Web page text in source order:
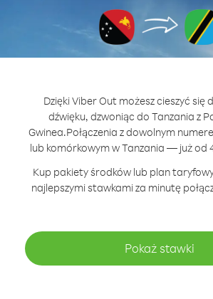
Dzięki Viber Out możesz cieszyć się
dźwięku, dzwoniąc do Tanzania z
Gwinea.Połączenia z dowolnym
lub komórkowym w Tanzania — już od
Kup pakiety środków lub plan
najlepszymi stawkami za minutę
Pokaż stawki